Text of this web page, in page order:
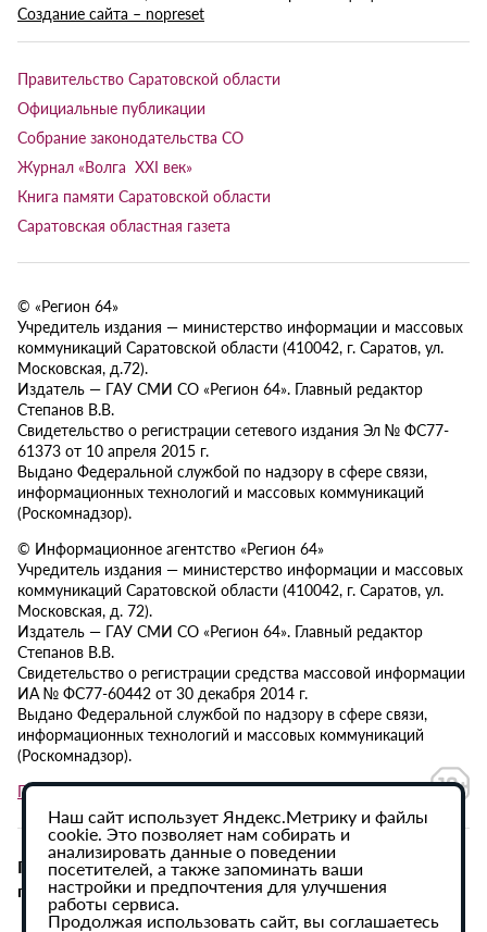
Создание сайта – nopreset
Правительство Саратовской области
Официальные публикации
Собрание законодательства СО
Журнал «Волга XXI век»
Книга памяти Саратовской области
Саратовская областная газета
© «Регион 64»
Учредитель издания — министерство информации и массовых
коммуникаций Саратовской области (410042, г. Саратов, ул.
Московская, д.72).
Издатель — ГАУ СМИ СО «Регион 64». Главный редактор
Степанов В.В.
Свидетельство о регистрации сетевого издания Эл № ФС77-
61373 от 10 апреля 2015 г.
Выдано Федеральной службой по надзору в сфере связи,
информационных технологий и массовых коммуникаций
(Роскомнадзор).
© Информационное агентство «Регион 64»
Учредитель издания — министерство информации и массовых
коммуникаций Саратовской области (410042, г. Саратов, ул.
Московская, д. 72).
Издатель — ГАУ СМИ СО «Регион 64». Главный редактор
Степанов В.В.
Свидетельство о регистрации средства массовой информации
ИА № ФС77-60442 от 30 декабря 2014 г.
Выдано Федеральной службой по надзору в сфере связи,
информационных технологий и массовых коммуникаций
(Роскомнадзор).
Политика в отношении обработки персональных данных
При использовании материалов сайта активная
гиперссылка на ИА «Регион 64» обязательна.
Наш сайт использует Яндекс.Метрику и файлы
cookie. Это позволяет нам собирать и
анализировать данные о поведении
посетителей, а также запоминать ваши
настройки и предпочтения для улучшения
работы сервиса.
Продолжая использовать сайт, вы соглашаетесь